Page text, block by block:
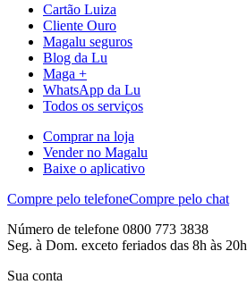
Cartão Luiza
Cliente Ouro
Magalu seguros
Blog da Lu
Maga +
WhatsApp da Lu
Todos os serviços
Comprar na loja
Vender no Magalu
Baixe o aplicativo
Compre pelo telefoneCompre pelo chat
Número de telefone 0800 773 3838
Seg. à Dom. exceto feriados das 8h às 20h
Sua conta